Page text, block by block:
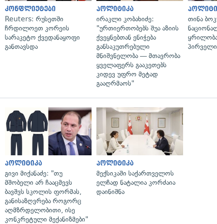
კონფლიქტები
Reuters: რუსეთში
ჩრდილოეთ კორეის
სარაკეტო ქვედანაყოფი
განთავსდა
პოლიტიკა
ირაკლი კობახიძე:
"ურთიერთობებს შუა აზიის
ქვეყნებთან ენიჭება
განსაკუთრებული
მნიშვნელობა — მთავრობა
ყველაფერს გააკეთებს
კიდევ უფრო მეტად
გააღრმაოს"
თინა
პოლიტიკა
გივი მიქანაძე: "თუ
მშობელი არ ჩააცმევს
ბავშვს სკოლის ფორმას,
განისაზღვრება როგორც
აღმზრდელობითი, ისე
კონკრეტული მექანიზმები"
პოლიტიკა
მექსიკაში საქართველოს
ელჩად ნატალია კორძაია
დაინიშნა